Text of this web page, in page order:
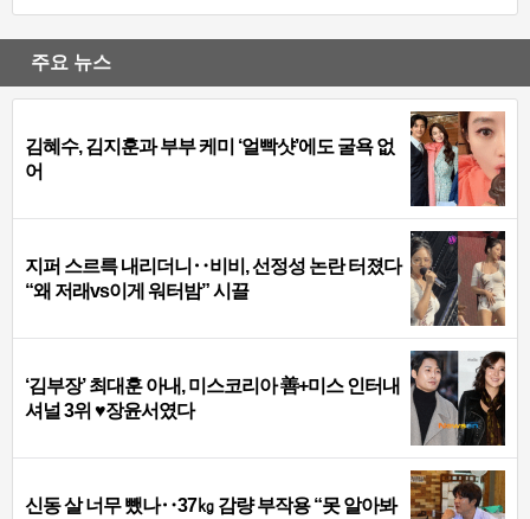
주요 뉴스
김혜수, 김지훈과 부부 케미 ‘얼빡샷’에도 굴욕 없
어
지퍼 스르륵 내리더니‥비비, 선정성 논란 터졌다
“왜 저래vs이게 워터밤” 시끌
‘김부장’ 최대훈 아내, 미스코리아 善+미스 인터내
셔널 3위 ♥장윤서였다
신동 살 너무 뺐나‥37㎏ 감량 부작용 “못 알아봐